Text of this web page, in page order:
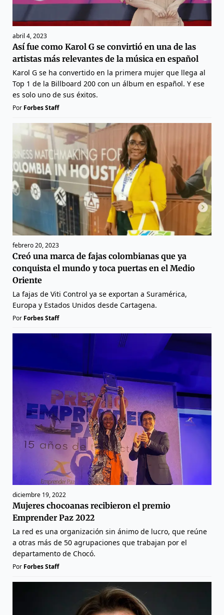
abril 4, 2023
Así fue como Karol G se convirtió en una de las
artistas más relevantes de la música en español
Karol G se ha convertido en la primera mujer que llega al
Top 1 de la Billboard 200 con un álbum en español. Y ese
es solo uno de sus éxitos.
Por Forbes Staff
febrero 20, 2023
Creó una marca de fajas colombianas que ya
conquista el mundo y toca puertas en el Medio
Oriente
La fajas de Viti Control ya se exportan a Suramérica,
Europa y Estados Unidos desde Cartagena.
Por Forbes Staff
diciembre 19, 2022
Mujeres chocoanas recibieron el premio
Emprender Paz 2022
La red es una organización sin ánimo de lucro, que reúne
a otras más de 50 agrupaciones que trabajan por el
departamento de Chocó.
Por Forbes Staff